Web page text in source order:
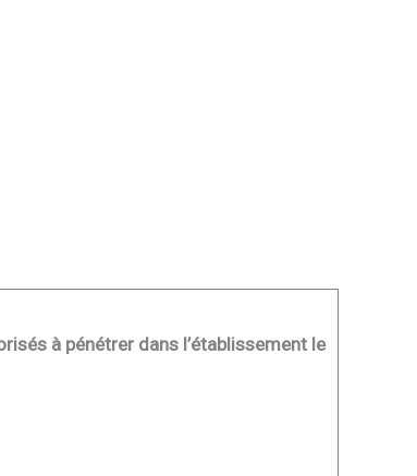
à pénétrer dans l’établissement le